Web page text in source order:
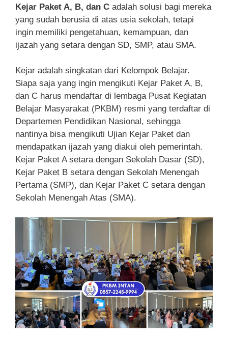
Kejar Paket A, B, dan C adalah solusi bagi mereka
yang sudah berusia di atas usia sekolah, tetapi
ingin memiliki pengetahuan, kemampuan, dan
ijazah yang setara dengan SD, SMP, atau SMA.
Kejar adalah singkatan dari Kelompok Belajar.
Siapa saja yang ingin mengikuti Kejar Paket A, B,
dan C harus mendaftar di lembaga Pusat Kegiatan
Belajar Masyarakat (PKBM) resmi yang terdaftar di
Departemen Pendidikan Nasional, sehingga
nantinya bisa mengikuti Ujian Kejar Paket dan
mendapatkan ijazah yang diakui oleh pemerintah.
Kejar Paket A setara dengan Sekolah Dasar (SD),
Kejar Paket B setara dengan Sekolah Menengah
Pertama (SMP), dan Kejar Paket C setara dengan
Sekolah Menengah Atas (SMA).